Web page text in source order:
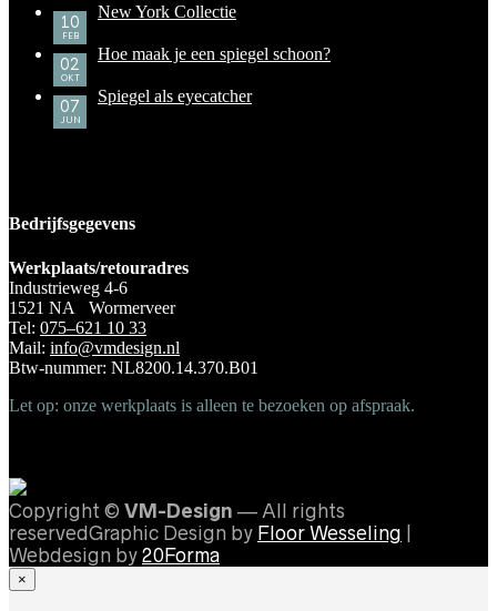
10
FEB
New York Collectie
02
OKT
Hoe maak je een spiegel schoon?
07
JUN
Spiegel als eyecatcher
Bedrijfsgegevens
Werkplaats/retouradres
Industrieweg 4-6
1521 NA Wormerveer
Tel: 075–621 10 33
Mail: info@vmdesign.nl
Btw-nummer: NL8200.14.370.B01
Let op: onze werkplaats is alleen te bezoeken op afspraak.
Copyright © VM-Design — All rights
reservedGraphic Design by Floor Wesseling
Webdesign by 20Forma
×